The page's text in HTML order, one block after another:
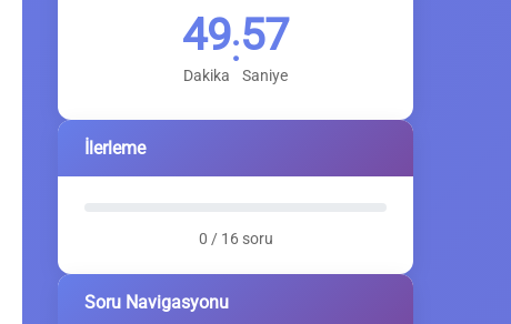
49
Dakika
:56
Saniye
İlerleme
0 / 16 soru
Soru Navigasyonu